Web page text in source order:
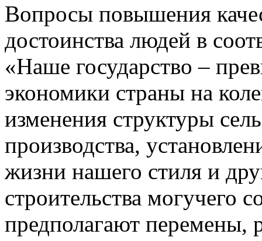
Вопросы повышения
достоинства людей в
«Наше государство –
экономики страны на
изменения структуры
производства,
жизни нашего стиля и
строительства могучего
предполагают перемены,